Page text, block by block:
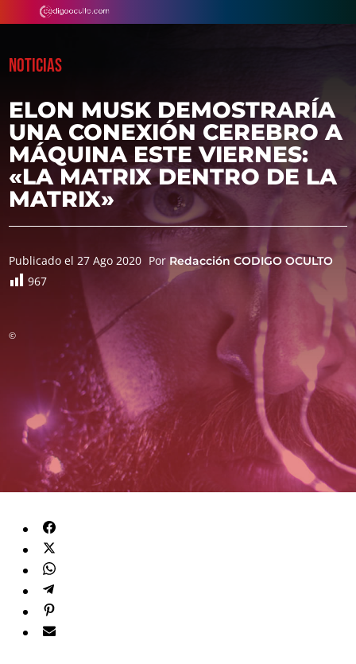
NOTICIAS
ELON MUSK DEMOSTRARÍA
UNA CONEXIÓN CEREBRO A
MÁQUINA ESTE VIERNES:
«LA MATRIX DENTRO DE LA
MATRIX»
Publicado el 27 Ago 2020 PorRedacción CODIGO OCULTO
967
©